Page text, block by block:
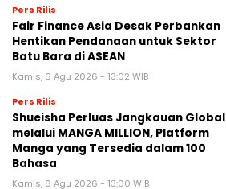
Pers Rilis
Fair Finance Asia Desak Perbankan
Hentikan Pendanaan untuk Sektor
Batu Bara di ASEAN
Kamis, 6 Agu 2026 - 13:02 WIB
Pers Rilis
Shueisha Perluas Jangkauan Global
melalui MANGA MILLION, Platform
Manga yang Tersedia dalam 100
Bahasa
Kamis, 6 Agu 2026 - 13:00 WIB